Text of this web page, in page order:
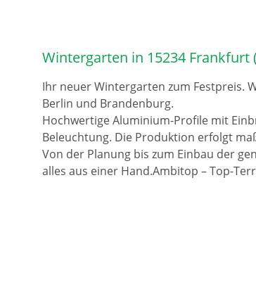
Wintergarten in 15234 Frankfurt
Ihr neuer Wintergarten zum Festpreis.
Berlin und Brandenburg.
Hochwertige Aluminium-Profile mit
Beleuchtung. Die Produktion erfolgt
Von der Planung bis zum Einbau der
alles aus einer Hand.Ambitop – Top-